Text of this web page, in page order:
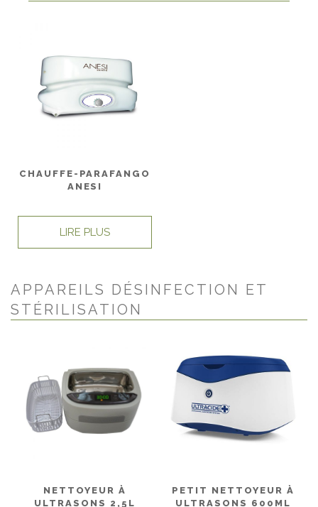
CHAUFFE-PARAFANGO
ANESI
LIRE PLUS
APPAREILS DÉSINFECTION ET
STÉRILISATION
NETTOYEUR À
ULTRASONS 2,5L
PETIT NETTOYEUR À
ULTRASONS 600ML